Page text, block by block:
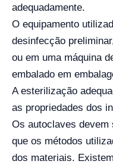
adequadamente.
O equipamento
desinfecção
ou em uma máquina
embalado em
A esterilização
as propriedades dos
Os autoclaves devem
que os métodos
dos materiais.